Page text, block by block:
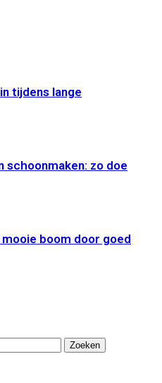
tijdens lange
zo doe
boom door goed